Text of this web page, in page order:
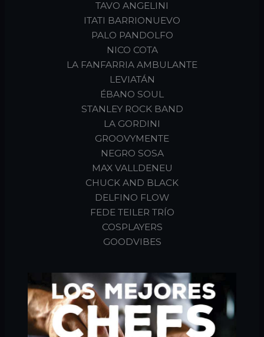
TAVO ANGELINI
ITATI BARRIONUEVO
PALO PANDOLFO
NICO COTA
LA FANFARRIA AMBULANTE
LEVIATÁN
ÉBANO SOUL
STANLEY ROCK BAND
LA GORDINI
GROOVYMENTE
NEGRO SOSA
MAX VALLDENEU
CHUCK AND BLACK
DELFINO FLOW
FEDE TEILER TRÍO
COSPLAYERS
GOODVIBES